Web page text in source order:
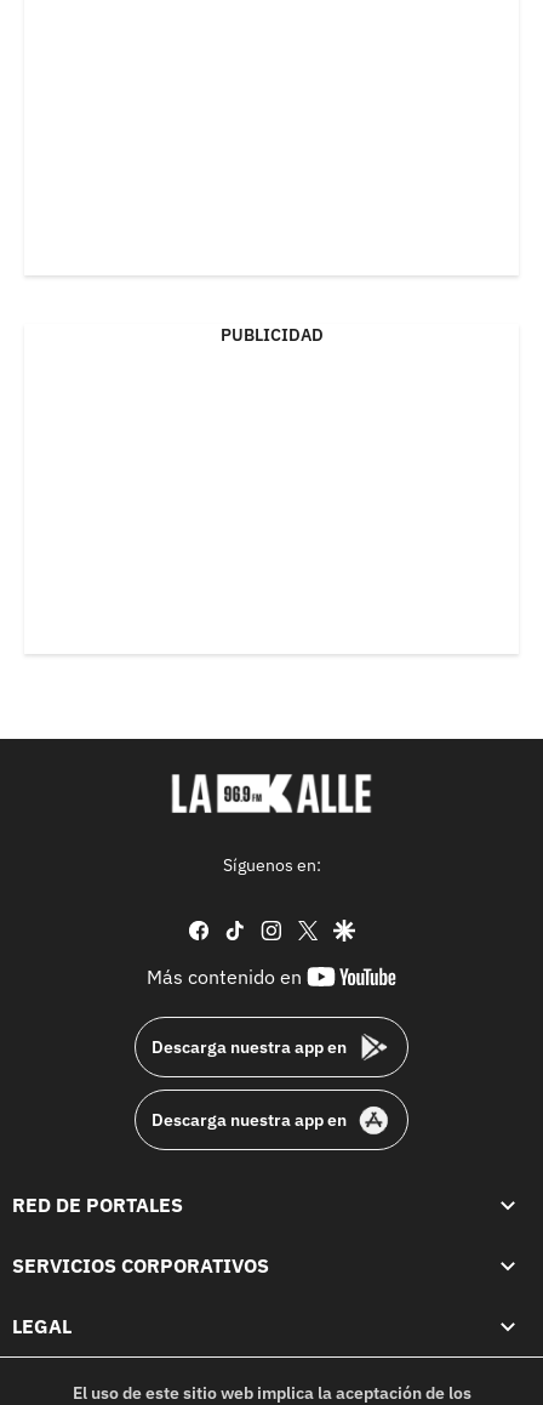
PUBLICIDAD
Síguenos en:
facebook
tiktok instagram
twittergoogle
Más contenido en
youtube-
Descarga nuestra app en
Descarga nuestra app en
RED DE PORTALES
SERVICIOS CORPORATIVOS
LEGAL
El uso de este sitio web implica la aceptación de los